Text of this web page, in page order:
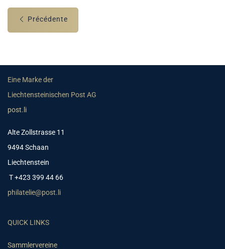
Précédente
Eine Marke der
Liechtensteinischen Post AG
post.li
Alte Zollstrasse 11
9494 Schaan
Liechtenstein
T +423 399 44 66
philatelie@post.li
QUICK LINKS
Sammlervereine